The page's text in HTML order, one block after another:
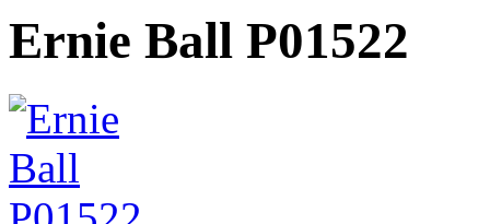
Ernie Ball P01522